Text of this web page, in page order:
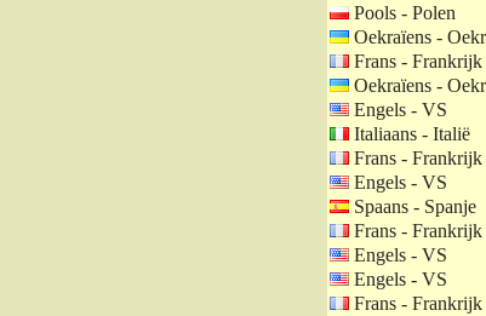
Pools - Polen
Oekraïens -
Frans - Frankrijk
Oekraïens -
Engels - VS
Italiaans - Italië
Frans - Frankrijk
Engels - VS
Spaans - Spanje
Frans - Frankrijk
Engels - VS
Engels - VS
Frans - Frankrijk